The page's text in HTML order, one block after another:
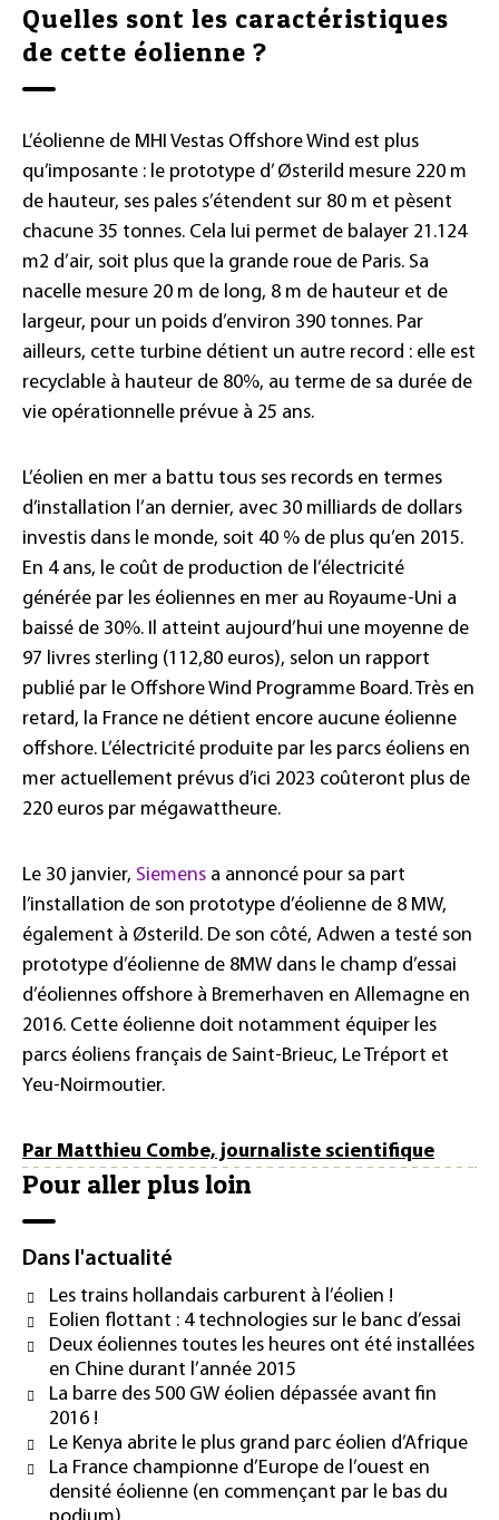
Quelles sont les caractéristiques
de cette éolienne ?
L’éolienne de MHI Vestas Offshore Wind est plus
qu’imposante : le prototype d’ Østerild mesure 220 m
de hauteur, ses pales s’étendent sur 80 m et pèsent
chacune 35 tonnes. Cela lui permet de balayer 21.124
m2 d’air, soit plus que la grande roue de Paris. Sa
nacelle mesure 20 m de long, 8 m de hauteur et de
largeur, pour un poids d’environ 390 tonnes. Par
ailleurs, cette turbine détient un autre record : elle est
recyclable à hauteur de 80%, au terme de sa durée de
vie opérationnelle prévue à 25 ans.
L’éolien en mer a battu tous ses records en termes
d’installation l’an dernier, avec 30 milliards de dollars
investis dans le monde, soit 40 % de plus qu’en 2015.
En 4 ans, le coût de production de l’électricité
générée par les éoliennes en mer au Royaume-Uni a
baissé de 30%. Il atteint aujourd’hui une moyenne de
97 livres sterling (112,80 euros), selon un rapport
publié par le Offshore Wind Programme Board. Très en
retard, la France ne détient encore aucune éolienne
offshore. L’électricité produite par les parcs éoliens en
mer actuellement prévus d’ici 2023 coûteront plus de
220 euros par mégawattheure.
Le 30 janvier, Siemens a annoncé pour sa part
l’installation de son prototype d’éolienne de 8 MW,
également à Østerild. De son côté, Adwen a testé son
prototype d’éolienne de 8MW dans le champ d’essai
d’éoliennes offshore à Bremerhaven en Allemagne en
2016. Cette éolienne doit notamment équiper les
parcs éoliens français de Saint-Brieuc, Le Tréport et
Yeu-Noirmoutier.
Par Matthieu Combe, journaliste scientifique
Pour aller plus loin
Dans l'actualité
Les trains hollandais carburent à l’éolien !
Eolien flottant : 4 technologies sur le banc d’essai
Deux éoliennes toutes les heures ont été installées
en Chine durant l’année 2015
La barre des 500 GW éolien dépassée avant fin
2016 !
Le Kenya abrite le plus grand parc éolien d’Afrique
La France championne d’Europe de l’ouest en
densité éolienne (en commençant par le bas du